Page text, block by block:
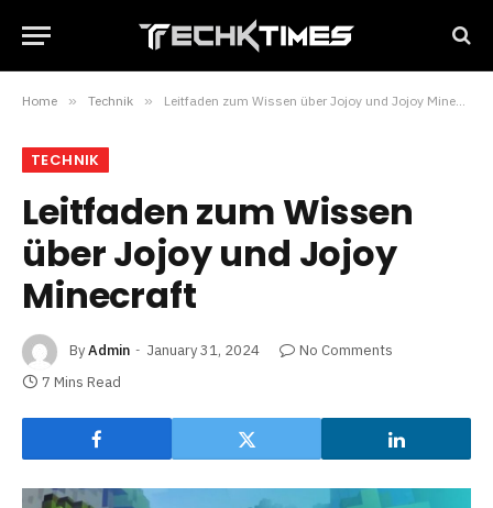
Home » Technik » Leitfaden zum Wissen über Jojoy und Jojoy Minecraft
TECHNIK
Leitfaden zum Wissen
über Jojoy und Jojoy
Minecraft
ByAdmin January 31, 2024
No Comments
7 Mins Read